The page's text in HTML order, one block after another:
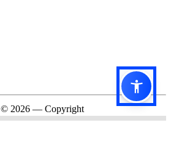
© 2026 — Copyright